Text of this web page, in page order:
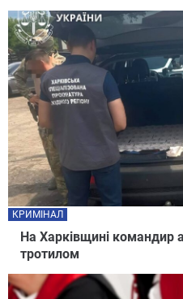
На Харківщині командир
тротилом
КРИМІНАЛ